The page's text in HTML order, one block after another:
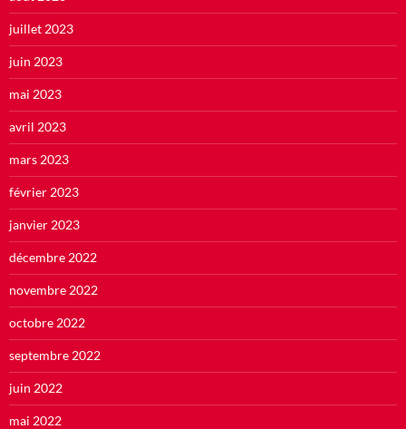
juillet 2023
juin 2023
mai 2023
avril 2023
mars 2023
février 2023
janvier 2023
décembre 2022
novembre 2022
octobre 2022
septembre 2022
juin 2022
mai 2022